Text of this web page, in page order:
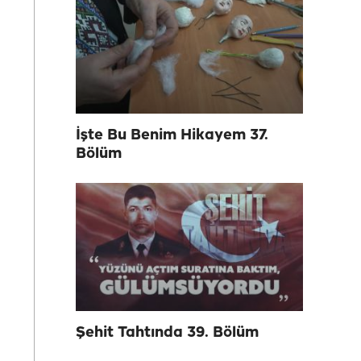
İşte Bu Benim Hikayem 37.
Bölüm
Şehit Tahtında 39. Bölüm